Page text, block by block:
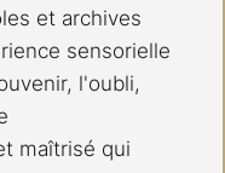
et archives
sensorielle
l'oubli,
maîtrisé qui